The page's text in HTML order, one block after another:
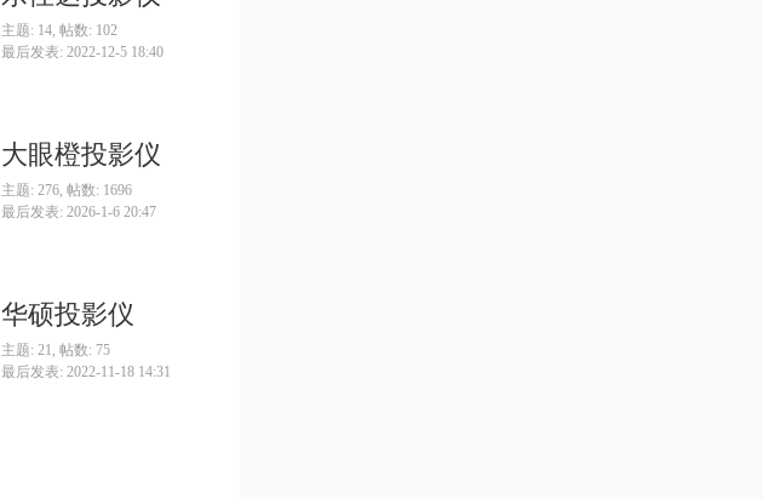
主题: 14, 帖数: 102
最后发表: 2022-12-5 18:40
大眼橙投影仪
主题: 276, 帖数: 1696
最后发表: 2026-1-6 20:47
华硕投影仪
主题: 21, 帖数: 75
最后发表: 2022-11-18 14:31